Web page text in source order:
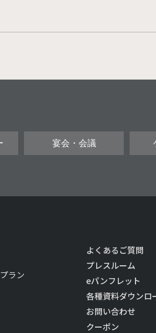
宴会・会議
ラン
よくあるご質問
プレスルーム
eパンフレット
各種資料ダウンロ
お問い合わせ
クーポン